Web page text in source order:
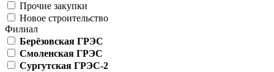
Прочие закупки
Новое строительство
Филиал
Берёзовская ГРЭС
Смоленская ГРЭС
Сургутская ГРЭС-2